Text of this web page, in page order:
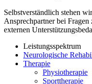
Selbstverständlich stehen
Ansprechpartner bei
externen
Leistungsspektrum
Neurologische
Therapie
Physiotherapie
Sporttherapie